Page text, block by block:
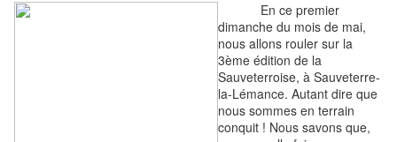
En ce premier
dimanche du mois de mai,
nous allons rouler sur la
3ème édition de la
Sauveterroise, à Sauveterre-
la-Lémance. Autant dire que
nous sommes en terrain
conquit ! Nous savons que,